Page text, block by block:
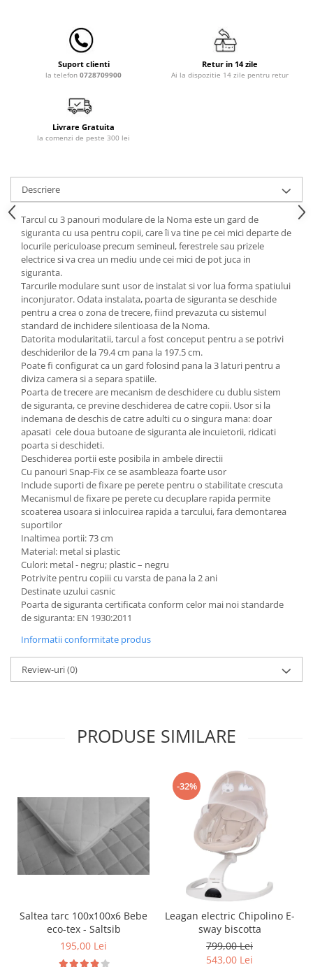
Dulap si cutii jucarii
Sac de dormit copii
Fotolii copii
Leagane & balansoare & sezlonguri
Covorase de joaca
Carusele patut
Mobilier Birou
Saltele de infasat
Scaun masa copii
La plimbare
Biciclete
Biciclete copii cu roti 10 inch (2-4
ani)
Biciclete copii cu roti 12 inch (3-6
ani)
Biciclete copii cu roti 14 inch (3-7
ani)
Biciclete copii cu roti 16 inch (4-9
ani)
Biciclete copii cu roti 20 inch
Biciclete cu roti 24 inch
Biciclete cu roti 26 inch
Biciclete cu roti 27 inch
Triciclete copii si adulti
Trotinete copii si adulti
Biciclete fara pedale
Masinute fara pedale
Karturi si masinute cu pedale
Role copii si adulti
Masinute si motociclete electrice
Marsupii
Premergatoare
Skateboard
Baita, Igiena, Siguranta
Seturi de hranire
Joaca si sport exterior
Trambuline
Centre de joaca exterior
Patine gheata reglabile
Patine gheata fixe
Corturi si casute copii
Suport clienti
la telefon 0728709900
Retur in 14 zile
Ai la dispozitie 14 zile pentru retur
Livrare Gratuita
la comenzi de peste 300 lei
Descriere
Tarcul cu 3 panouri modulare de la Noma este un gard de
siguranta cu usa pentru copii, care îi va tine pe cei mici departe de
locurile periculoase precum semineul, ferestrele sau prizele
electrice si va crea un mediu unde cei mici de pot juca in
siguranta.
Tarcurile modulare sunt usor de instalat si vor lua forma spatiului
inconjurator. Odata instalata, poarta de siguranta se deschide
pentru a crea o zona de trecere, fiind prevazuta cu sistemul
standard de inchidere silentioasa de la Noma.
Datorita modularitatii, tarcul a fost conceput pentru a se potrivi
deschiderilor de la 79.4 cm pana la 197.5 cm.
Poate fi configurat ca un gard folosind pana la 3 laturi pentru a
diviza camera si a separa spatiile.
Poarta de trecere are mecanism de deschidere cu dublu sistem
de siguranta, ce previne deschiderea de catre copii. Usor si la
indemana de deschis de catre adulti cu o singura mana: doar
apasati cele doua butoane de siguranta ale incuietorii, ridicati
poarta si deschideti.
Deschiderea portii este posibila in ambele directii
Cu panouri Snap-Fix ce se asambleaza foarte usor
Include suporti de fixare pe perete pentru o stabilitate crescuta
Mecanismul de fixare pe perete cu decuplare rapida permite
scoaterea usoara si inlocuirea rapida a tarcului, fara demontarea
suportilor
Inaltimea portii: 73 cm
Material: metal si plastic
Culori: metal - negru; plastic – negru
Potrivite pentru copiii cu varsta de pana la 2 ani
Destinate uzului casnic
Poarta de siguranta certificata conform celor mai noi standarde
de siguranta: EN 1930:2011
Informatii conformitate produs
Review-uri(0)
PRODUSE SIMILARE
Saltea tarc 100x100x6 Bebe
eco-tex - Saltsib
195,00 Lei
-32%
Leagan electric Chipolino E-
sway biscotta
799,00 Lei
543,00 Lei